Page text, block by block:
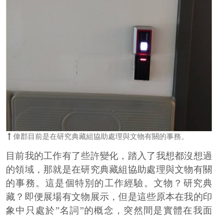
偉郡目前是在研究典藏組協助處理與文物有關的事務。
目前我的工作有了些許變化，踏入了我想都沒想過
的領域，那就是在研究典藏組協助處理與文物有關
的事務。這是個特別的工作經驗。文物？研究典
藏？即便展場有文物展示，但是這些原本在我的印
象中只處於”名詞”的概念，突然間是實體在我面